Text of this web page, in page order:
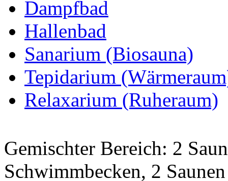
Dampfbad
Hallenbad
Sanarium (Biosauna)
Tepidarium
Relaxarium (Ruheraum)
Gemischter Bereich: 2
Schwimmbecken, 2